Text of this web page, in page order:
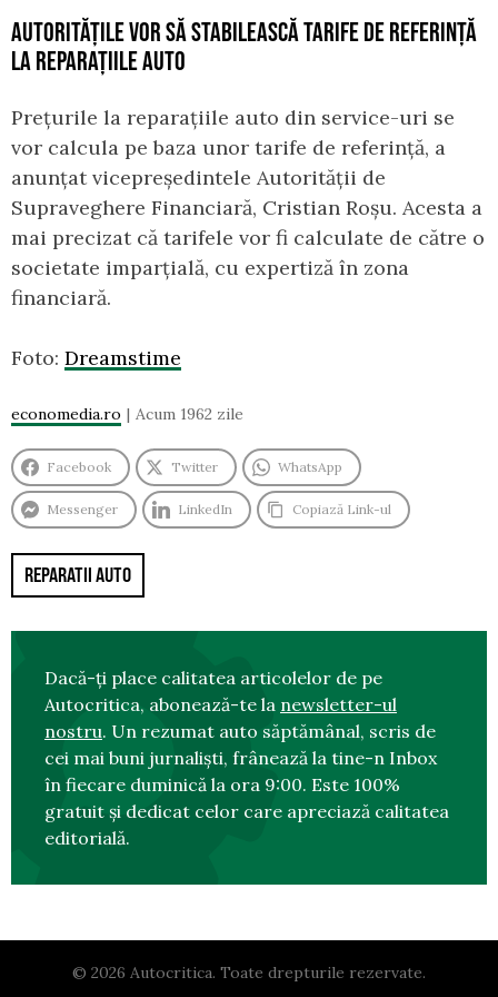
AUTORITĂȚILE VOR SĂ STABILEASCĂ TARIFE DE REFERINȚĂ
LA REPARAȚIILE AUTO
Prețurile la reparațiile auto din service-uri se
vor calcula pe baza unor tarife de referință, a
anunțat vicepreşedintele Autorităţii de
Supraveghere Financiară, Cristian Roşu. Acesta a
mai precizat că tarifele vor fi calculate de către o
societate imparțială, cu expertiză în zona
financiară.
Foto: Dreamstime
economedia.ro Acum 1962 zile
Facebook Twitter WhatsApp
Messenger LinkedIn Copiază Link-ul
REPARATII AUTO
Dacă-ți place calitatea articolelor de pe
Autocritica, abonează-te la newsletter-ul
nostru. Un rezumat auto săptămânal, scris de
cei mai buni jurnaliști, frânează la tine-n Inbox
în fiecare duminică la ora 9:00. Este 100%
gratuit și dedicat celor care apreciază calitatea
editorială.
© 2026 Autocritica. Toate drepturile rezervate.